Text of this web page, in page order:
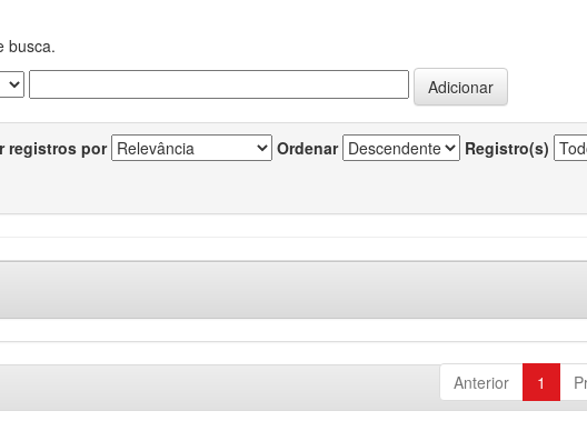
busca.
registros por Ordenar Registro(s)
Anterior 1